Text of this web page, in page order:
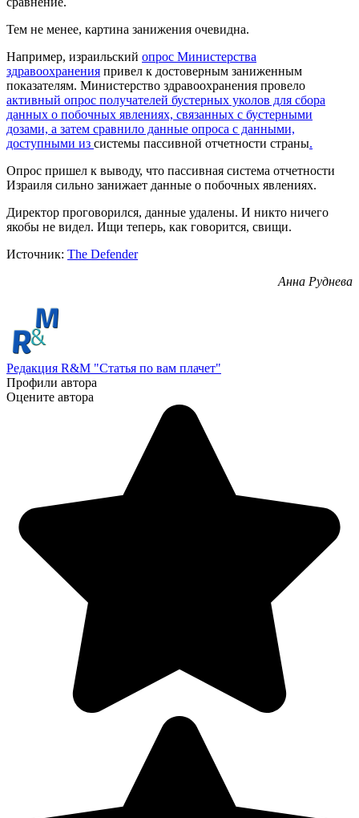
Тем не менее, картина занижения очевидна.
Например, израильский опрос Министерства
здравоохранения привел к достоверным заниженным
показателям. Министерство здравоохранения провело
активный опрос получателей бустерных уколов для сбора
данных о побочных явлениях, связанных с бустерными
дозами, а затем сравнило данные опроса с данными,
доступными из системы пассивной отчетности страны.
Опрос пришел к выводу, что пассивная система отчетности
Израиля сильно занижает данные о побочных явлениях.
Директор проговорился, данные удалены. И никто ничего
якобы не видел. Ищи теперь, как говорится, свищи.
Источник: The Defender
Анна Руднева
Редакция R&M "Статья по вам плачет"
Профили автора
Оцените автора